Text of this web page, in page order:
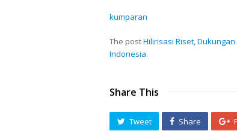
kumparan
The postHilirisasi Riset,
Indonesia.
Share This
Tweet Share